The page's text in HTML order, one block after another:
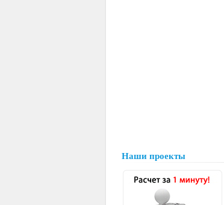
Наши проекты